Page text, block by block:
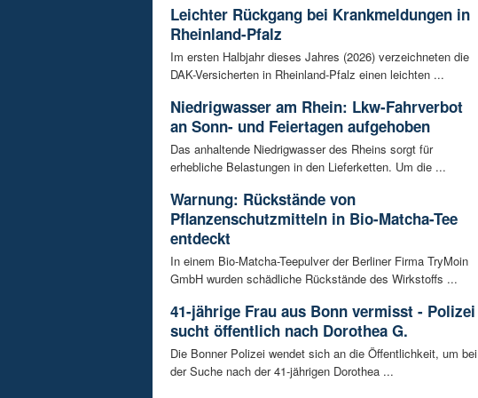
Leichter Rückgang bei Krankmeldungen in
Rheinland-Pfalz
Im ersten Halbjahr dieses Jahres (2026) verzeichneten die
DAK-Versicherten in Rheinland-Pfalz einen leichten ...
Niedrigwasser am Rhein: Lkw-Fahrverbot
an Sonn- und Feiertagen aufgehoben
Das anhaltende Niedrigwasser des Rheins sorgt für
erhebliche Belastungen in den Lieferketten. Um die ...
Warnung: Rückstände von
Pflanzenschutzmitteln in Bio-Matcha-Tee
entdeckt
In einem Bio-Matcha-Teepulver der Berliner Firma TryMoin
GmbH wurden schädliche Rückstände des Wirkstoffs ...
41-jährige Frau aus Bonn vermisst - Polizei
sucht öffentlich nach Dorothea G.
Die Bonner Polizei wendet sich an die Öffentlichkeit, um bei
der Suche nach der 41-jährigen Dorothea ...